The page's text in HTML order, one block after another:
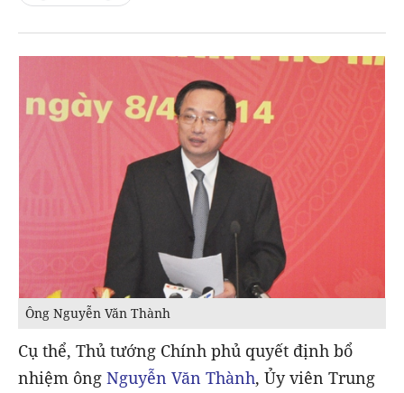
Ông Nguyễn Văn Thành
Cụ thể, Thủ tướng Chính phủ quyết định bổ
nhiệm ông Nguyễn Văn Thành, Ủy viên Trung